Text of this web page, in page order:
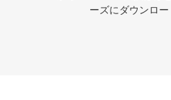
ーズにダウンロー